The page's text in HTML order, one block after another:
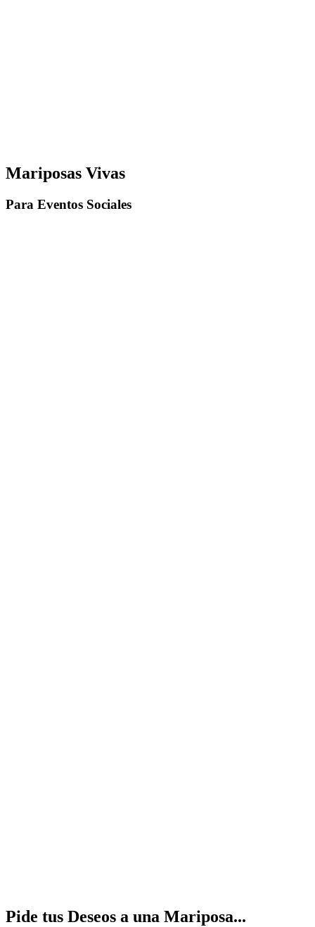
Mariposas Vivas
Para Eventos Sociales
Pide tus Deseos a una Mariposa...